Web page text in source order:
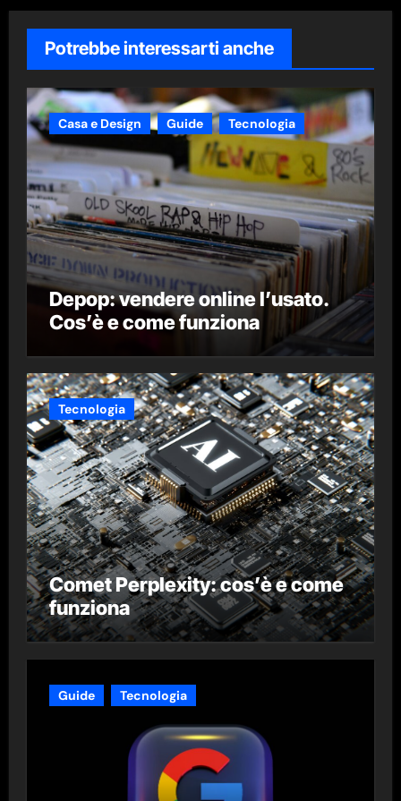
Potrebbe interessarti anche
Casa e Design Guide Tecnologia
Depop: vendere online l’usato.
Cos’è e come funziona
Tecnologia
Comet Perplexity: cos’è e come
funziona
Guide Tecnologia